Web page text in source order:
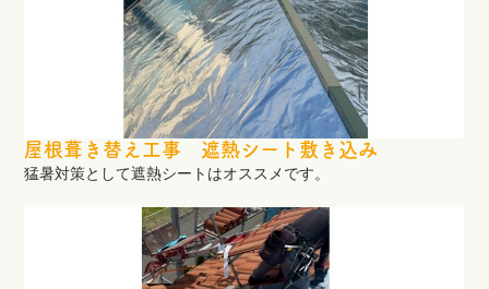
屋根葺き替え工事 遮熱シート敷き込み
猛暑対策として遮熱シートはオススメです。